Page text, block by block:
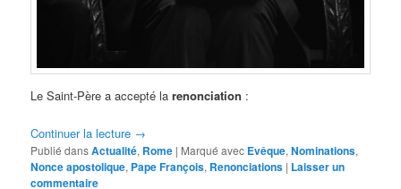
Le Saint-Père a accepté larenonciation :
Continuer la lecture →
Publié dansActualité, Rome | Marqué avec Evêque,Nominations,
Nonce apostolique, Pape François, Renonciations | Laisser un
commentaire